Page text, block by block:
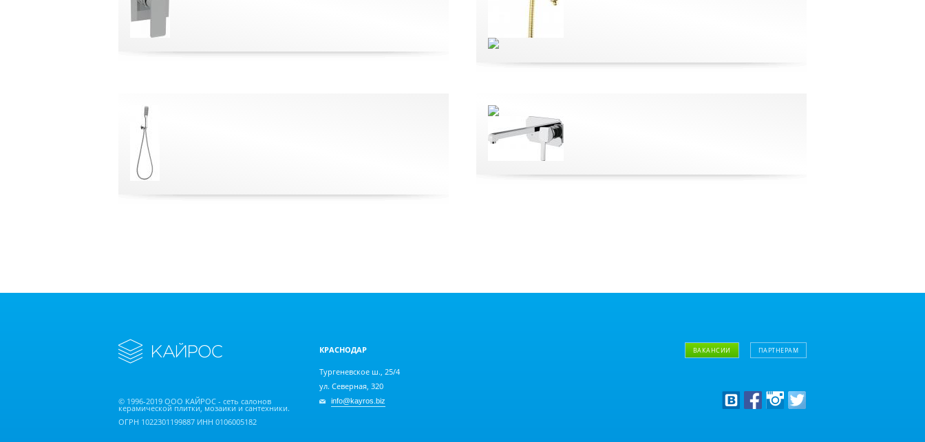
© 1996-2019 ООО КАЙРОС - сеть салонов
керамической плитки, мозаики и сантехники.
ОГРН 1022301199887 ИНН 0106005182
КРАСНОДАР
Тургеневское ш., 25/4
ул. Северная, 320
info@kayros.biz
ВАКАНСИИ ПАРТНЕРАМ
Оптовым клиентам